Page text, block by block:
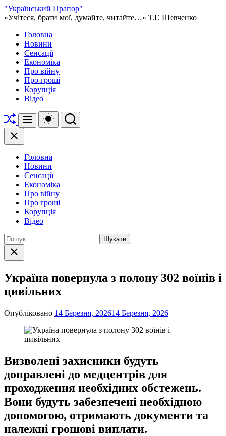
Перейти
до
"Український Прапор"
«Учітеся, брати мої, думайте, читайте…» Т.Г. Шевченко
Головна
Новини
Сенсації
Економіка
Про війну
Про гроші
Корупція
Відео
Перетасувати
Меню
Перемикач
кольорового
Пошук
Закрити
Головна
Новини
Сенсації
Економіка
Про війну
Про гроші
Корупція
Відео
Пошук:
Закрити
пошук
Україна повернула з полону 302 воїнів і
цивільних
Опубліковано 14 Березня, 202614 Березня, 2026
Визволені захисники будуть
доправлені до медцентрів для
проходження необхідних обстежень.
Вони будуть забезпечені необхідною
допомогою, отримають документи та
належні грошові виплати.